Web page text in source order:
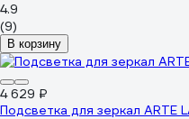
4.9
(9)
В корзину
4 629 ₽
Подсветка для зеркал ARTE